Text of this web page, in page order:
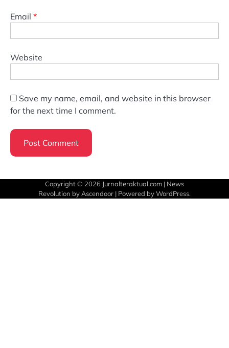
Email *
Website
Save my name, email, and website in this browser
for the next time I comment.
Copyright © 2026 Jurnalteraktual.com | News
Revolution by Ascendoor | Powered byWordPress.